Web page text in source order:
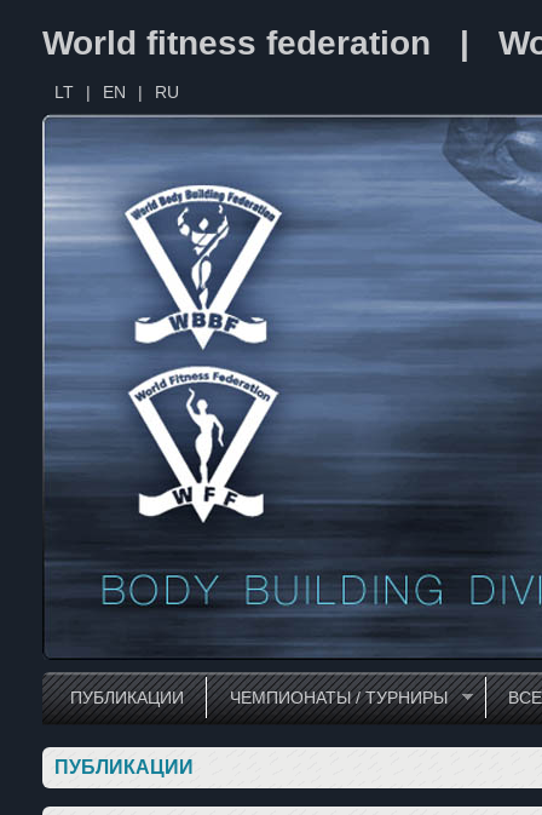
World fitness federation |
LT | EN | RU
ПУБЛИКАЦИИ ЧЕМПИОНАТЫ / ТУРНИРЫ
ПУБЛИКАЦИИ